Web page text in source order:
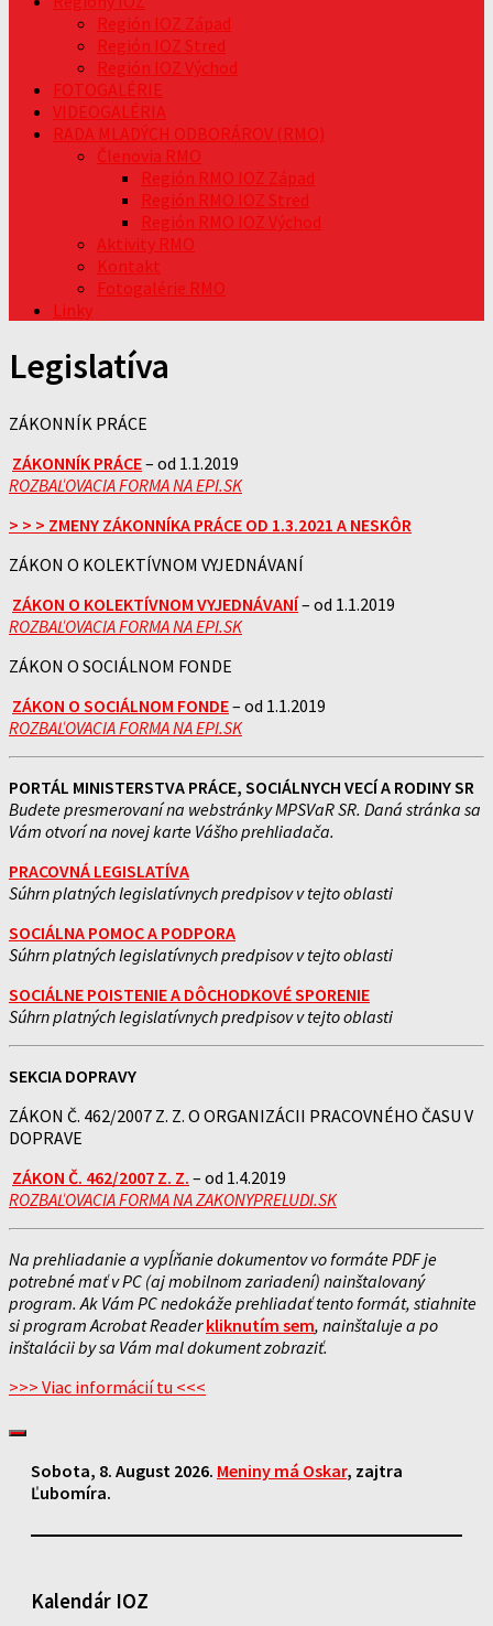
Región IOZ Západ
Región IOZ Stred
Región IOZ Východ
FOTOGALÉRIE
VIDEOGALÉRIA
RADA MLADÝCH ODBORÁROV (RMO)
Členovia RMO
Región RMO IOZ Západ
Región RMO IOZ Stred
Región RMO IOZ Východ
Aktivity RMO
Kontakt
Fotogalérie RMO
Linky
Legislatíva
ZÁKONNÍK PRÁCE
ZÁKONNÍK PRÁCE– od 1.1.2019
ROZBAĽOVACIA FORMA NA EPI.SK
> > > ZMENY ZÁKONNÍKA PRÁCE OD 1.3.2021 A NESKÔR
ZÁKON O KOLEKTÍVNOM VYJEDNÁVANÍ
ZÁKON O KOLEKTÍVNOM VYJEDNÁVANÍ– od 1.1.2019
ROZBAĽOVACIA FORMA NA EPI.SK
ZÁKON O SOCIÁLNOM FONDE
ZÁKON O SOCIÁLNOM FONDE– od 1.1.2019
ROZBAĽOVACIA FORMA NA EPI.SK
PORTÁL MINISTERSTVA PRÁCE, SOCIÁLNYCH VECÍ A RODINY SR
Budete presmerovaní na webstránky MPSVaR SR. Daná stránka sa
Vám otvorí na novej karte Vášho prehliadača.
PRACOVNÁ LEGISLATÍVA
Súhrn platných legislatívnych predpisov v tejto oblasti
SOCIÁLNA POMOC A PODPORA
Súhrn platných legislatívnych predpisov v tejto oblasti
SOCIÁLNE POISTENIE A DÔCHODKOVÉ SPORENIE
Súhrn platných legislatívnych predpisov v tejto oblasti
SEKCIA DOPRAVY
ZÁKON Č. 462/2007 Z. Z. O ORGANIZÁCII PRACOVNÉHO ČASU V
DOPRAVE
ZÁKON Č. 462/2007 Z. Z. – od 1.4.2019
ROZBAĽOVACIA FORMA NA ZAKONYPRELUDI.SK
Na prehliadanie a vypĺňanie dokumentov vo formáte PDF je
potrebné mať v PC (aj mobilnom zariadení) nainštalovaný
program. Ak Vám PC nedokáže prehliadať tento formát, stiahnite
si program Acrobat Readerkliknutím sem, nainštaluje a po
inštalácii by sa Vám mal dokument zobraziť.
>>> Viac informácií tu <<<
Sobota, 8. August 2026. Meniny má Oskar, zajtra
Ľubomíra.
Kalendár IOZ